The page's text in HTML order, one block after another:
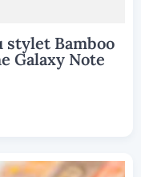
stylet Bamboo
Galaxy Note